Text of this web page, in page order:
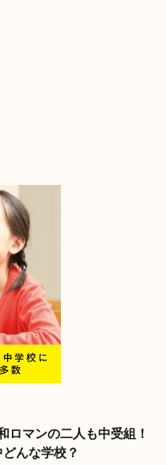
ロマンの二人も中受組！
んな学校？